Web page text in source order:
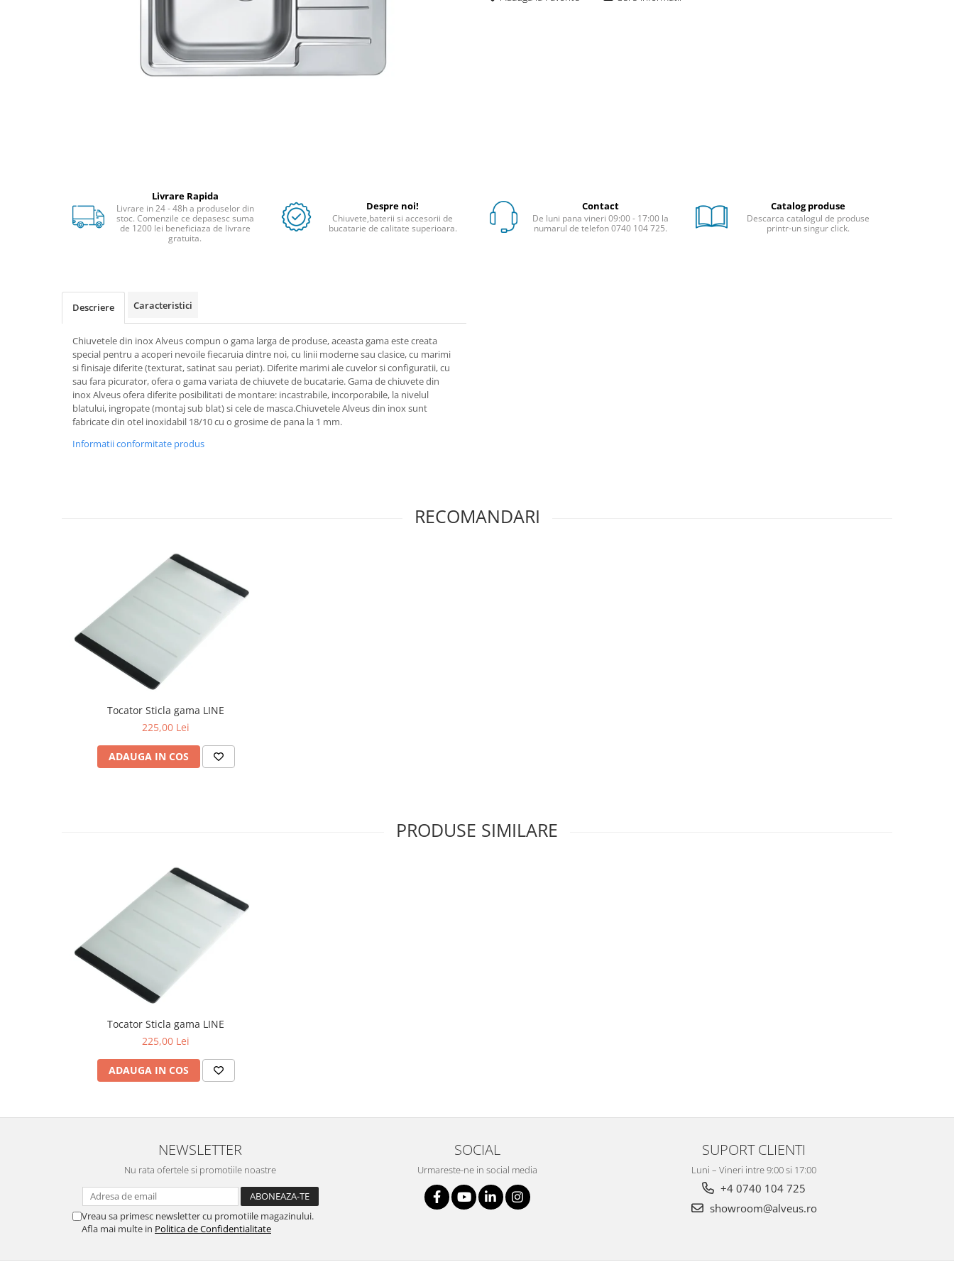
Livrare Rapida
Livrare in 24 - 48h a produselor din
stoc. Comenzile ce depasesc suma
de 1200 lei beneficiaza de livrare
gratuita.
Despre noi!
Chiuvete,baterii si accesorii de
bucatarie de calitate superioara.
Contact
De luni pana vineri 09:00 - 17:00 la
numarul de telefon 0740 104 725.
Catalog produse
Descarca catalogul de produse
printr-un singur click.
Descriere Caracteristici
Chiuvetele din inox Alveus compun o gama larga de produse, aceasta gama este creata
special pentru a acoperi nevoile fiecaruia dintre noi, cu linii moderne sau clasice, cu marimi
si finisaje diferite (texturat, satinat sau periat). Diferite marimi ale cuvelor si configuratii, cu
sau fara picurator, ofera o gama variata de chiuvete de bucatarie. Gama de chiuvete din
inox Alveus ofera diferite posibilitati de montare: incastrabile, incorporabile, la nivelul
blatului, ingropate (montaj sub blat) si cele de masca.Chiuvetele Alveus din inox sunt
fabricate din otel inoxidabil 18/10 cu o grosime de pana la 1 mm.
Informatii conformitate produs
RECOMANDARI
Tocator Sticla gama LINE
225,00 Lei
ADAUGA IN COS
PRODUSE SIMILARE
Tocator Sticla gama LINE
225,00 Lei
ADAUGA IN COS
NEWSLETTER
Nu rata ofertele si promotiile noastre
Vreau sa primesc newsletter cu promotiile magazinului.
Afla mai multe in Politica de Confidentialitate
SOCIAL
Urmareste-ne in social media
SUPORT CLIENTI
Luni – Vineri intre 9:00 si 17:00
+4 0740 104 725
showroom@alveus.ro